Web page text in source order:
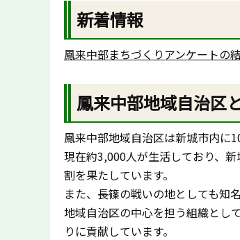
新着情報
鳳来中部まちづくりアンケートの
鳳来中部地域自治区
鳳来中部地域自治区は新城市内に
現在約3,000人が生活しており、
割を果たしています。
また、長篠の戦いの地としても知
地域自治区の中心を担う組織とし
りに貢献しています。